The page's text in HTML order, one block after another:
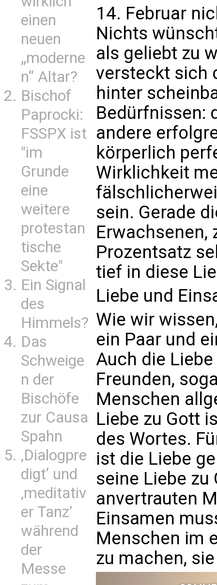
einen
neuen
„moderne
n“ Altar?
Bischof
Paprocki:
FSSPX ist
"im
Grunde
eine
weitere
protestan
tische
Sekte"
Ein Signal
des
Himmels?
Das
Schweige
n der
Bischöfe
zur Causa
Spahn
‚Dialogpre
digt‘ und
‚meditativ
er Tanz’
während
der
Messe
14. Februar
Nichts
als geliebt zu
versteckt sich
hinter
Bedürfnissen:
andere
körperlich
Wirklichkeit
sein. Gerade
Erwachsenen,
Prozentsatz
tief in diese
Liebe und
Wie wir
ein Paar und
Auch die
Freunden,
Menschen
Liebe zu Gott
des Wortes.
ist die Liebe
seine Liebe
anvertrauten
Einsamen
Menschen im
zu machen, sie